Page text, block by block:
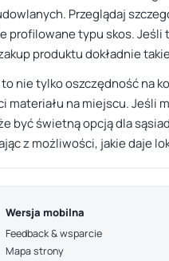
Przeglądaj
profilowane typu skos. Jeśli
produktu dokładnie
nie tylko oszczędność na
materiału na miejscu. Jeśli
być świetną opcją dla
z możliwości, jakie daje
Wersja mobilna
Feedback & wsparcie
Mapa strony